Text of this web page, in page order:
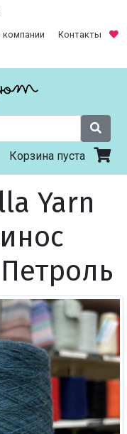
компании
Контакты
Корзина пуста
Yarn